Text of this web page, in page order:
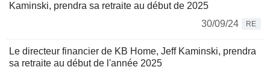
Kaminski, prendra sa retraite au début de 2025
30/09/24
RE
Le directeur financier de KB Home, Jeff Kaminski, prendra
sa retraite au début de l'année 2025